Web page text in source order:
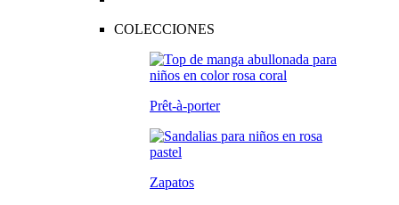
COLECCIONES
Prêt-à-porter
Zapatos